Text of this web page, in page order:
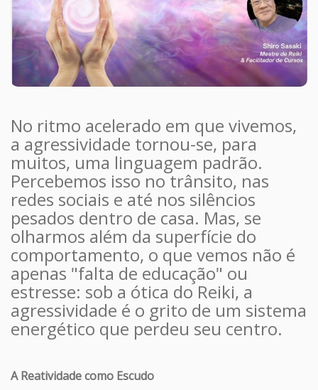
No ritmo acelerado em que vivemos,
a agressividade tornou-se, para
muitos, uma linguagem padrão.
Percebemos isso no trânsito, nas
redes sociais e até nos silêncios
pesados dentro de casa. Mas, se
olharmos além da superfície do
comportamento, o que vemos não é
apenas "falta de educação" ou
estresse: sob a ótica do Reiki, a
agressividade é o grito de um sistema
energético que perdeu seu centro.
A Reatividade como Escudo